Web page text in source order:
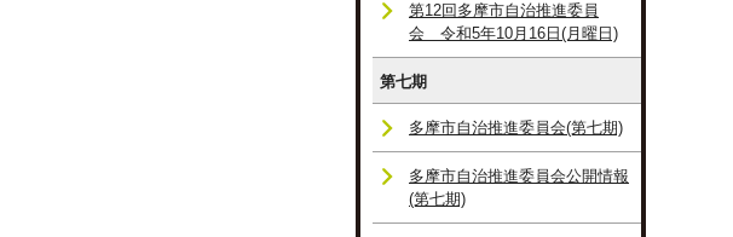
第12回多摩市自治推進委員
会 令和5年10月16日(月曜日)
第七期
多摩市自治推進委員会(第七期)
多摩市自治推進委員会公開情報
(第七期)